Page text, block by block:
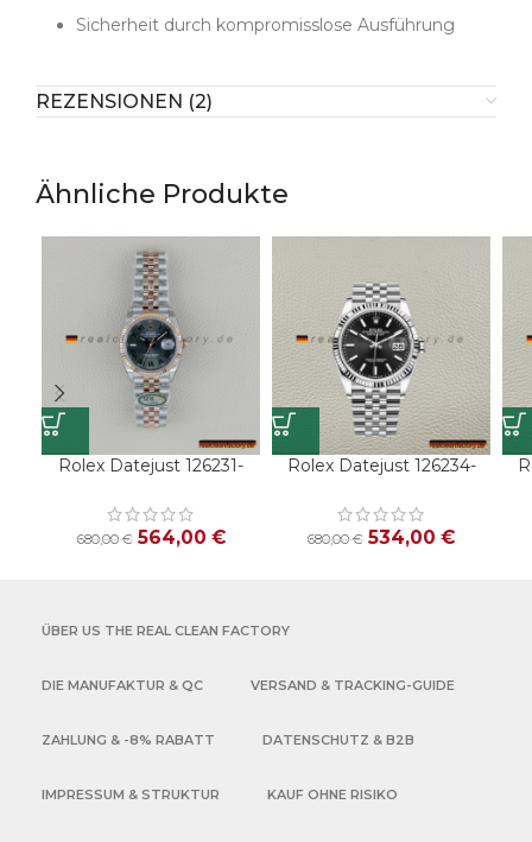
Sicherheit durch kompromisslose Ausführung
REZENSIONEN (2)
Ähnliche Produkte
Rolex Datejust 126231-
– Super Clone – Clean
Factory
680,00€ 564,00 €
Rolex Datejust 126234-
Zifferblatt & Weißgold-
Lünette | Clean Factory
680,00€ 534,00 €
ÜBER US THE REAL CLEAN FACTORY
DIE MANUFAKTUR & QC VERSAND & TRACKING-GUIDE
ZAHLUNG & -8% RABATT DATENSCHUTZ & B2B
IMPRESSUM & STRUKTUR KAUF OHNE RISIKO